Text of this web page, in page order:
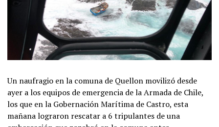
Un naufragio en la comuna de Quellon movilizó desde
ayer a los equipos de emergencia de la Armada de Chile,
los que en la Gobernación Marítima de Castro, esta
mañana lograron rescatar a 6 tripulantes de una